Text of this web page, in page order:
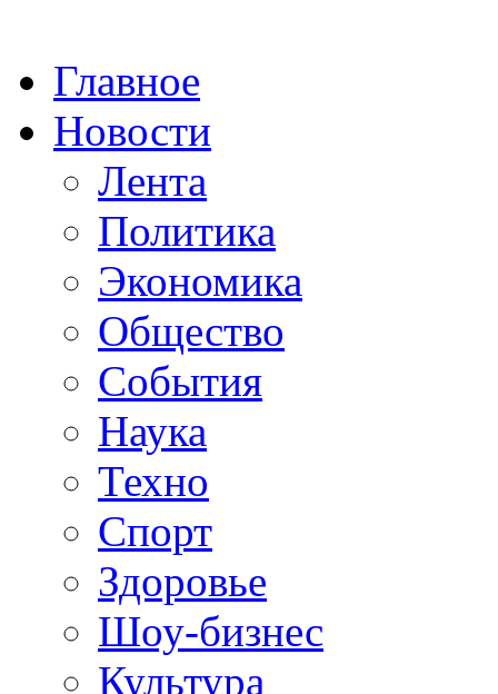
Главное
Новости
Лента
Политика
Экономика
Общество
События
Наука
Техно
Спорт
Здоровье
Шоу-бизнес
Культура